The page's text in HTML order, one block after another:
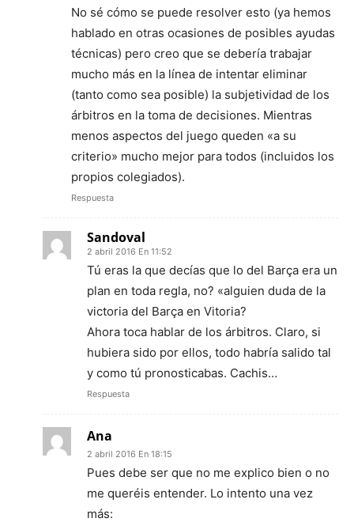
No sé cómo se puede resolver esto (ya hemos
hablado en otras ocasiones de posibles ayudas
técnicas) pero creo que se debería trabajar
mucho más en la línea de intentar eliminar
(tanto como sea posible) la subjetividad de los
árbitros en la toma de decisiones. Mientras
menos aspectos del juego queden «a su
criterio» mucho mejor para todos (incluidos los
propios colegiados).
Respuesta
Sandoval
2 abril 2016 En 11:52
Tú eras la que decías que lo del Barça era un
plan en toda regla, no? «alguien duda de la
victoria del Barça en Vitoria?
Ahora toca hablar de los árbitros. Claro, si
hubiera sido por ellos, todo habría salido tal
y como tú pronosticabas. Cachis…
Respuesta
Ana
2 abril 2016 En 18:15
Pues debe ser que no me explico bien o no
me queréis entender. Lo intento una vez
más: